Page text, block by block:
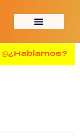
¿Hablamos?